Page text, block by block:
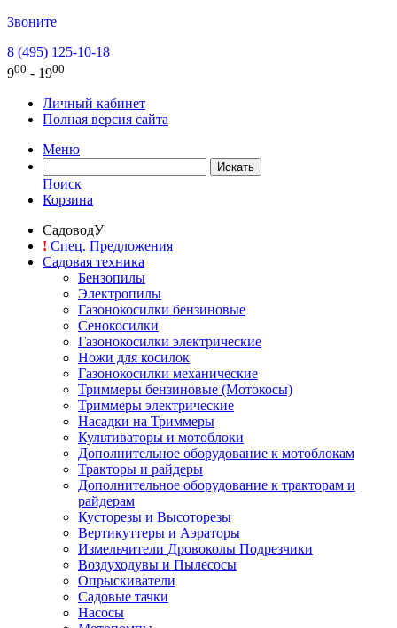
Звоните
8 (495) 125-10-18
900 - 1900
Личный кабинет
Полная версия сайта
Меню
Поиск
Корзина
СадоводУ
! Спец. Предложения
Садовая техника
Бензопилы
Электропилы
Газонокосилки бензиновые
Сенокосилки
Газонокосилки электрические
Ножи для косилок
Газонокосилки механические
Триммеры бензиновые (Мотокосы)
Триммеры электрические
Насадки на Триммеры
Культиваторы и мотоблоки
Дополнительное оборудование к мотоблокам
Тракторы и райдеры
Дополнительное оборудование к тракторам и
райдерам
Кусторезы и Высоторезы
Вертикуттеры и Аэраторы
Измельчители Дровоколы Подрезчики
Воздуходувы и Пылесосы
Опрыскиватели
Садовые тачки
Насосы